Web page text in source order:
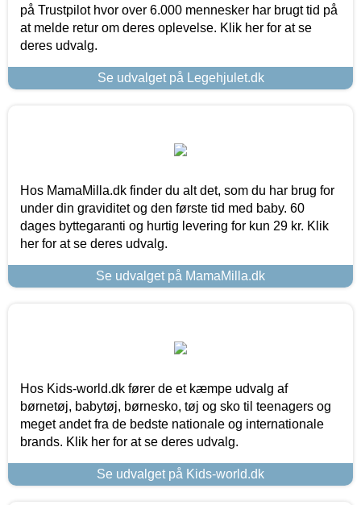
på Trustpilot hvor over 6.000 mennesker har brugt tid på
at melde retur om deres oplevelse. Klik her for at se
deres udvalg.
Se udvalget på Legehjulet.dk
Hos MamaMilla.dk finder du alt det, som du har brug for
under din graviditet og den første tid med baby. 60
dages byttegaranti og hurtig levering for kun 29 kr. Klik
her for at se deres udvalg.
Se udvalget på MamaMilla.dk
Hos Kids-world.dk fører de et kæmpe udvalg af
børnetøj, babytøj, børnesko, tøj og sko til teenagers og
meget andet fra de bedste nationale og internationale
brands. Klik her for at se deres udvalg.
Se udvalget på Kids-world.dk